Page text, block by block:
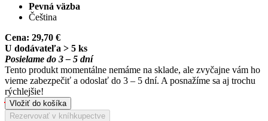
Pevná väzba
Čeština
Cena: 29,70 €
U dodávateľa > 5 ks
Posielame do 3 – 5 dní
Tento produkt momentálne nemáme na sklade, ale zvyčajne vám ho
vieme zabezpečiť a odoslať do 3 – 5 dní. A posnažíme sa aj trochu
rýchlejšie!
Vložiť do košíka
Rezervovať v kníhkupectve